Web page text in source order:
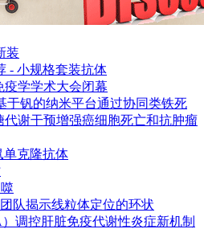
装
- 小规格套装抗体
疫学学术大会闭幕
于钒的纳米平台通过协同类铁死
代谢干预增强癌细胞死亡和抗肿瘤
克隆抗体
队揭示线粒体定位的环状
调控肝脏免疫代谢性炎症新机制